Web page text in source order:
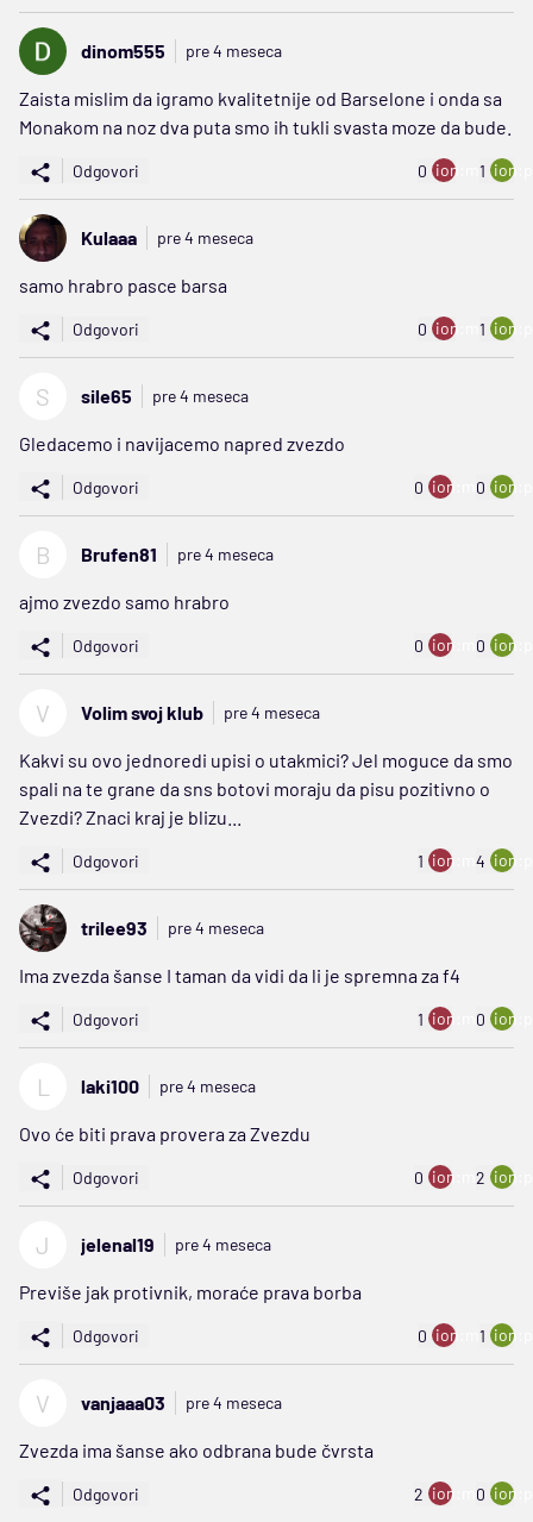
dinom555 pre 4 meseca
Zaista mislim da igramo kvalitetnije od Barselone i onda sa
Monakom na noz dva puta smo ih tukli svasta moze da bude.
Odgovori 0 ion:minus
1
Kulaaa pre 4 meseca
samo hrabro pasce barsa
Odgovori 0 ion:minus
1
S sile65 pre 4 meseca
Gledacemo i navijacemo napred zvezdo
Odgovori 0 ion:minus
0
B Brufen81 pre 4 meseca
ajmo zvezdo samo hrabro
Odgovori 0 ion:minus
0
V Volim svoj klub pre 4 meseca
Kakvi su ovo jednoredi upisi o utakmici? Jel moguce da smo
spali na te grane da sns botovi moraju da pisu pozitivno o
Zvezdi? Znaci kraj je blizu...
Odgovori 1 ion:minus
4
trilee93 pre 4 meseca
Ima zvezda šanse I taman da vidi da li je spremna za f4
Odgovori 1 ion:minus
0
L laki100 pre 4 meseca
Ovo će biti prava provera za Zvezdu
Odgovori 0 ion:minus
2
J jelenal19 pre 4 meseca
Previše jak protivnik, moraće prava borba
Odgovori 0 ion:minus
1
V vanjaaa03 pre 4 meseca
Zvezda ima šanse ako odbrana bude čvrsta
Odgovori 2 ion:minus
0